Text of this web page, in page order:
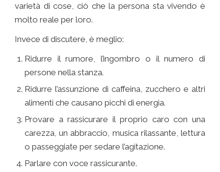
varietà di cose, ciò che la persona sta vivendo è
molto reale per loro.
Invece di discutere, è meglio:
Ridurre il rumore, l’ingombro o il numero di
persone nella stanza.
Ridurre l’assunzione di caffeina, zucchero e altri
alimenti che causano picchi di energia.
Provare a rassicurare il proprio caro con una
carezza, un abbraccio, musica rilassante, lettura
o passeggiate per sedare l’agitazione.
Parlare con voce rassicurante.